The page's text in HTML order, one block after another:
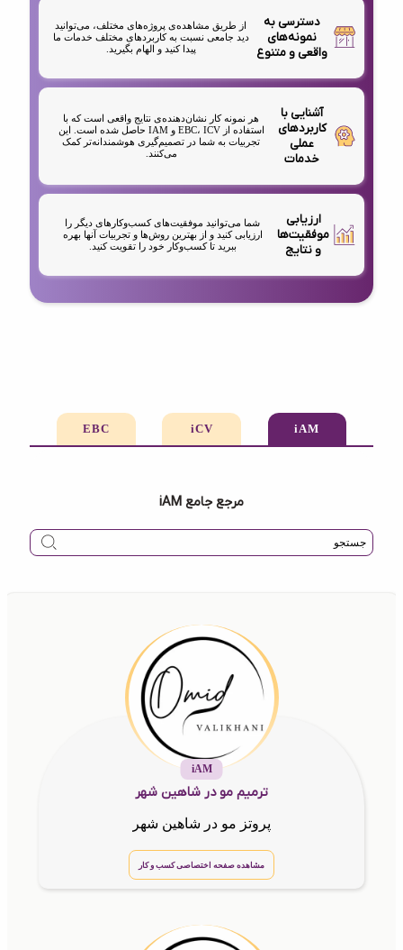
دسترسی به
نمونه‌های
واقعی و متنوع
از طریق مشاهده‌ی پروژه‌های مختلف، می‌توانید
دید جامعی نسبت به کاربردهای مختلف خدمات ما
پیدا کنید و الهام بگیرید.
آشنایی با
کاربردهای
عملی
خدمات
هر نمونه کار نشان‌دهنده‌ی نتایج واقعی است که با
استفاده از EBC، ICV و IAM حاصل شده است. این
تجربیات به شما در تصمیم‌گیری هوشمندانه‌تر کمک
می‌کنند.
ارزیابی
موفقیت‌ها
و نتایج
شما می‌توانید موفقیت‌های کسب‌وکارهای دیگر را
ارزیابی کنید و از بهترین روش‌ها و تجربیات آنها بهره
ببرید تا کسب‌وکار خود را تقویت کنید.
iAM
iCV
EBC
مرجع جامع iAM
iAM
ترمیم مو در شاهین شهر
پروتز مو در شاهین شهر
مشاهده صفحه اختصاصی کسب و کار